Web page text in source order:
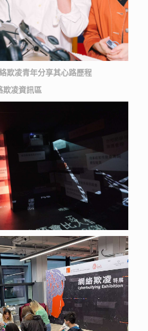
欺凌青年分享其心路歷程
欺凌資訊區